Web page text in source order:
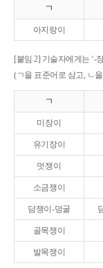
ㄱ
아지랑이
[붙임 2] 기술자에게는 ‘-
(ㄱ을 표준어로 삼고, ㄴ
ㄱ
미장이
유기장이
멋쟁이
소금쟁이
담쟁이-덩굴
골목쟁이
발목쟁이